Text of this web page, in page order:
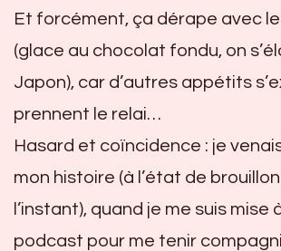
Et forcément, ça dérape avec
(glace au chocolat fondu, on
Japon), car d’autres appétits
prennent le relai…
Hasard et coïncidence : je
mon histoire (à l’état de
l’instant), quand je me suis mise
podcast pour me tenir